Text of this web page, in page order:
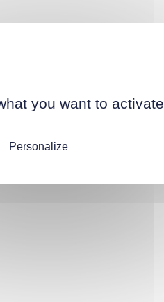
you want to activate
Personalize